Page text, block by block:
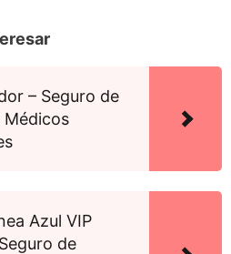
– Seguro de
Médicos
Azul VIP
de